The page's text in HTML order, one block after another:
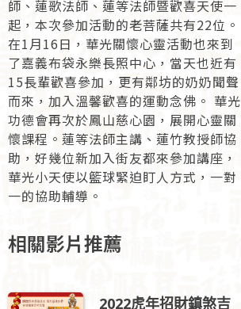
師、蓮歌法師、蓮等法師暨歡喜天使一
起，本次參加活動的老菩薩共有22位。
在1月16日，華光關懷心靈活動也來到
了嘉義布袋永樂長照中心，當天也近有
15長輩歡喜參加，更有鄰坊的奶奶聞聲
而來，加入溫馨歡喜的運動念佛。 華光
功德會再次於鳳山慈心園，展開心靈關
懷課程。蓮等法師主講、蓮竹教授師協
助，好幾位新加入街友都來參加講座，
華光小天使以籃球緊迫盯人方式，一對
一的協助輔導。
相關影片推薦
2022虎年招財鎮煞吉